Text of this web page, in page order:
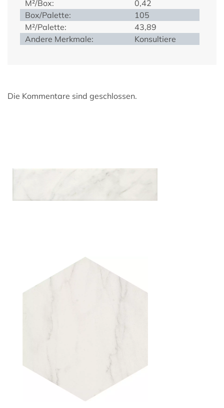
M²/Box:
0,42
Box/Palette:
105
M²/Palette:
43,89
Andere Merkmale:
Konsultiere
Die Kommentare sind geschlossen.